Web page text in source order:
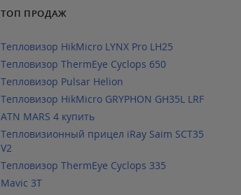
ТОП ПРОДАЖ
Тепловизор HikMicro LYNX Pro LH25
Тепловизор ThermEye Cyclops 650
Тепловизор Pulsar Helion
Тепловизор HikMicro GRYPHON GH35L LRF
ATN MARS 4 купить
Тепловизионный прицел iRay Saim SCT35
V2
Тепловизор ThermEye Cyclops 335
Mavic 3T